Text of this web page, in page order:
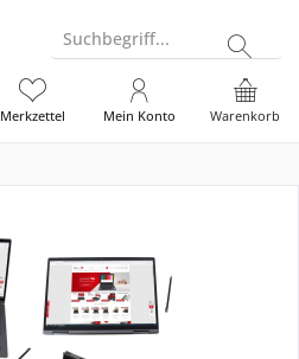
Suchbegriff...
Warenkorb
Merkzettel Mein Konto